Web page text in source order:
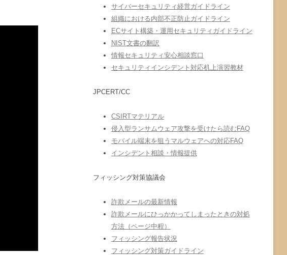
サイバーセキュリティ経営ガイドライン
組織における内部不正防止ガイドライン
ECサイト構築・運用セキュリティガイドライン
NIST文書の翻訳
情報セキュリティ安心相談窓口
セキュリティインシデント対応机上演習教材
JPCERT/CC
CSIRTマテリアル
侵入型ランサムウェア攻撃を受けたら読むFAQ
モバイル端末を狙うマルウェアへの対応FAQ
インシデント相談・情報提供
フィッシング対策協議会
詐欺メールの最新情報
詐欺メールにひっかかってしまったときの対処
方法（ページ中程）
フィッシング報告状況
フィッシング対策ガイドライン